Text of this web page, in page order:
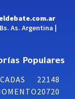
As. Argentina |
Populares
22148
20720